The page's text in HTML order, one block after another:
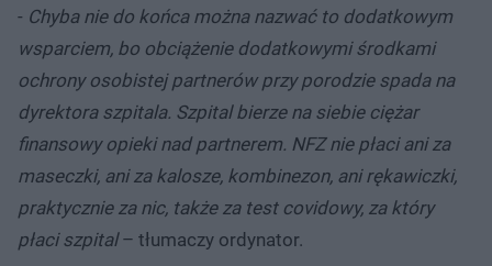
- Chyba nie do końca można nazwać to dodatkowym
wsparciem, bo obciążenie dodatkowymi środkami
ochrony osobistej partnerów przy porodzie spada na
dyrektora szpitala. Szpital bierze na siebie ciężar
finansowy opieki nad partnerem. NFZ nie płaci ani za
maseczki, ani za kalosze, kombinezon, ani rękawiczki,
praktycznie za nic, także za test covidowy, za który
płaci szpital– tłumaczy ordynator.